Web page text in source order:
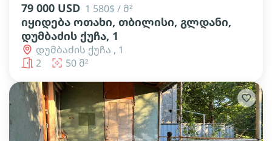
79 000 USD 1 580$ / მ²
იყიდება ოთახი, თბილისი, გლდანი,
დუმბაძის ქუჩა, 1
დუმბაძის ქუჩა , 1
2
50 მ²